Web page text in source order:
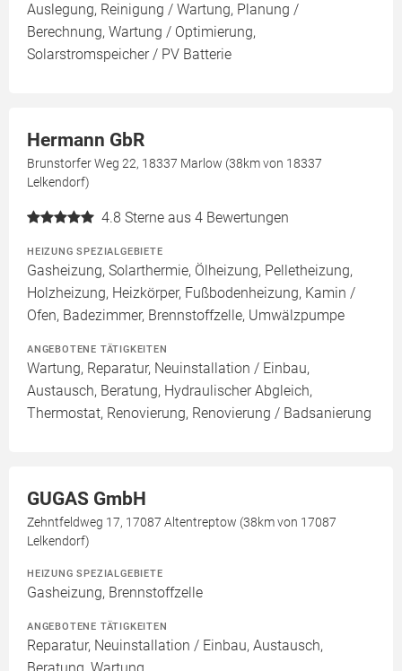
Auslegung, Reinigung / Wartung, Planung /
Berechnung, Wartung / Optimierung,
Solarstromspeicher / PV Batterie
Hermann GbR
Brunstorfer Weg 22, 18337 Marlow (38km von 18337
Lelkendorf)
4.8 Sterne aus 4 Bewertungen
HEIZUNG SPEZIALGEBIETE
Gasheizung, Solarthermie, Ölheizung, Pelletheizung,
Holzheizung, Heizkörper, Fußbodenheizung, Kamin /
Ofen, Badezimmer, Brennstoffzelle, Umwälzpumpe
ANGEBOTENE TÄTIGKEITEN
Wartung, Reparatur, Neuinstallation / Einbau,
Austausch, Beratung, Hydraulischer Abgleich,
Thermostat, Renovierung, Renovierung / Badsanierung
GUGAS GmbH
Zehntfeldweg 17, 17087 Altentreptow (38km von 17087
Lelkendorf)
HEIZUNG SPEZIALGEBIETE
Gasheizung, Brennstoffzelle
ANGEBOTENE TÄTIGKEITEN
Reparatur, Neuinstallation / Einbau, Austausch,